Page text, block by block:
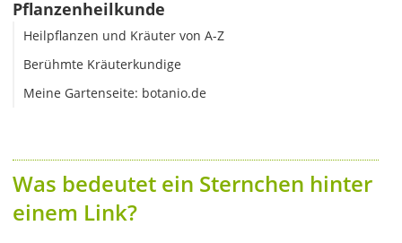
Pflanzenheilkunde
Heilpflanzen und Kräuter von A-Z
Berühmte Kräuterkundige
Meine Gartenseite: botanio.de
Was bedeutet ein Sternchen hinter
einem Link?